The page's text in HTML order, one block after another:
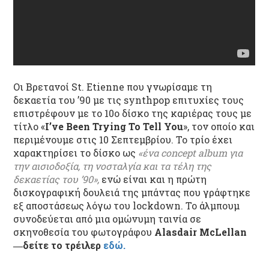
Οι Βρετανοί St. Etienne που γνωρίσαμε τη
δεκαετία του ’90 με τις synthpop επιτυχίες τους
επιστρέφουν με το 10ο δίσκο της καριέρας τους με
τίτλο «I’ve Been Trying To Tell You», τον οποίο και
περιμένουμε στις 10 Σεπτεμβρίου. Το τρίο έχει
χαρακτηρίσει το δίσκο ως «ένα concept album για
την αισιοδοξία, τη νοσταλγία και τα τέλη της
δεκαετίας του ’90», ενώ είναι και η πρώτη
δισκογραφική δουλειά της μπάντας που γράφτηκε
εξ αποστάσεως λόγω του lockdown. Το άλμπουμ
συνοδεύεται από μια ομώνυμη ταινία σε
σκηνοθεσία του φωτογράφου Alasdair McLellan
―δείτε το τρέιλερ εδώ.